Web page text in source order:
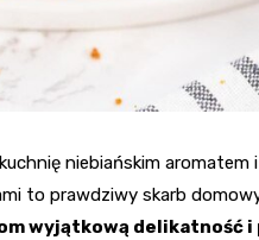
niebiańskim aromatem
to prawdziwy skarb
wyjątkową delikatność